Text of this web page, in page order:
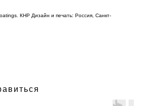
КНР Дизайн и печать: Россия, Санкт-